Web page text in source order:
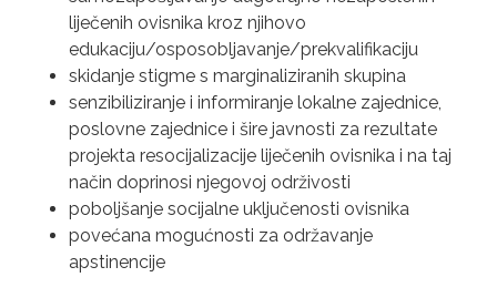
liječenih ovisnika kroz njihovo
edukaciju/osposobljavanje/prekvalifikaciju
skidanje stigme s marginaliziranih skupina
senzibiliziranje i informiranje lokalne zajednice,
poslovne zajednice i šire javnosti za rezultate
projekta resocijalizacije liječenih ovisnika i na taj
način doprinosi njegovoj održivosti
poboljšanje socijalne uključenosti ovisnika
povećana mogućnosti za održavanje
apstinencije